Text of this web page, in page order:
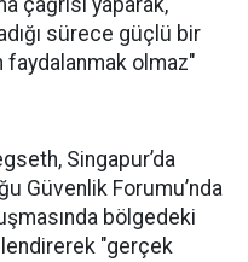
çağrısı yaparak,
sürece güçlü bir
faydalanmak olmaz"
Singapur’da
Güvenlik Forumu’nda
bölgedeki
"gerçek